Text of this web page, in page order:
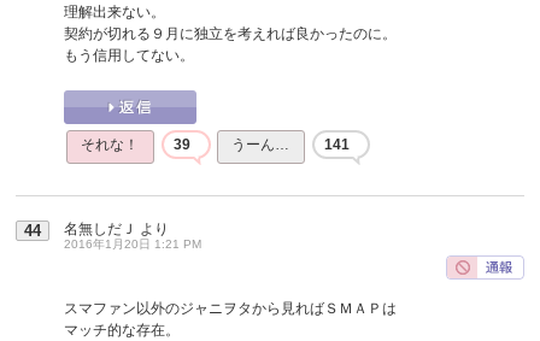
理解出来ない。
契約が切れる９月に独立を考えれば良かったのに。
もう信用してない。
それな！ 39 うーん… 141
44 名無しだＪ より
2016年1月20日 1:21 PM
スマファン以外のジャニヲタから見ればＳＭＡＰは
マッチ的な存在。